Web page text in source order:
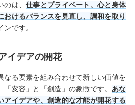
のは、仕事とプライベート、心と身体
おけるバランスを見直し、調和を取り
ンです。
イデアの開花
なる要素を組み合わせて新しい価値を
変容」と「創造」の象徴です。 あな
アイデアや、創造的な才能が開花する